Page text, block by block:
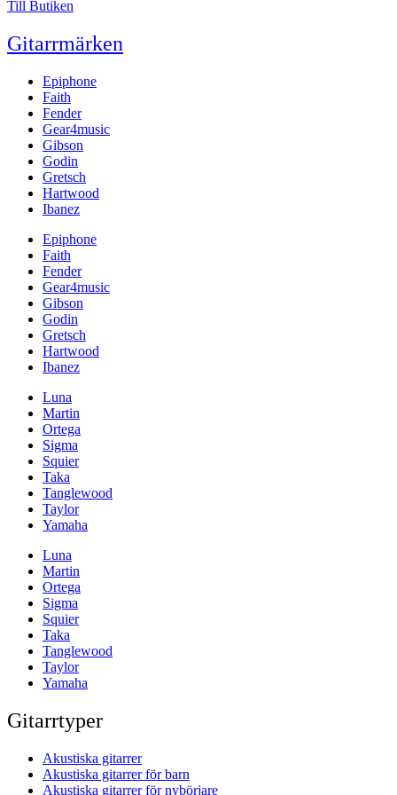
Till Butiken
Gitarrmärken
Epiphone
Faith
Fender
Gear4music
Gibson
Godin
Gretsch
Hartwood
Ibanez
Epiphone
Faith
Fender
Gear4music
Gibson
Godin
Gretsch
Hartwood
Ibanez
Luna
Martin
Ortega
Sigma
Squier
Taka
Tanglewood
Taylor
Yamaha
Luna
Martin
Ortega
Sigma
Squier
Taka
Tanglewood
Taylor
Yamaha
Gitarrtyper
Akustiska gitarrer
Akustiska gitarrer för barn
Akustiska gitarrer för nybörjare